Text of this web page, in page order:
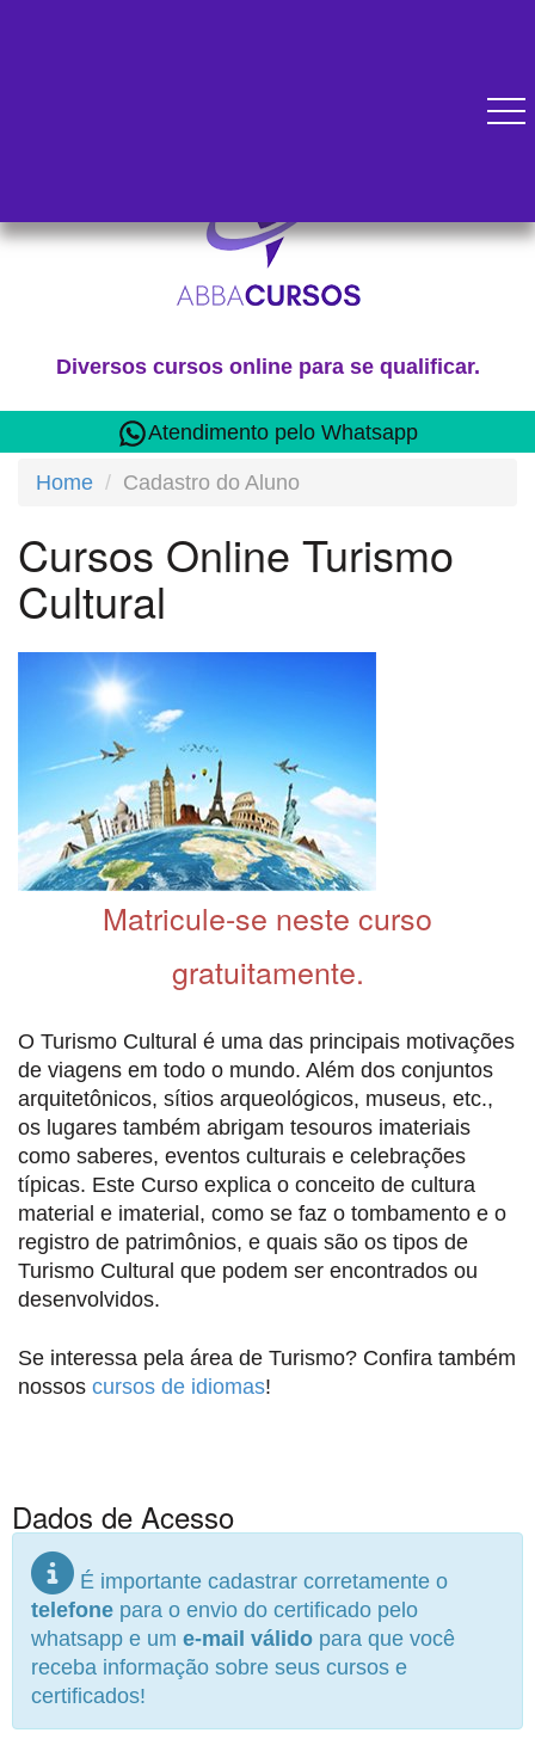
Atendimento pelo Whatsapp
Diversos cursos online para se qualificar.
Home Cadastro do Aluno
Cursos Online Turismo
Cultural
Matricule-se neste curso
gratuitamente.
O Turismo Cultural é uma das principais motivações
de viagens em todo o mundo. Além dos conjuntos
arquitetônicos, sítios arqueológicos, museus, etc.,
os lugares também abrigam tesouros imateriais
como saberes, eventos culturais e celebrações
típicas. Este Curso explica o conceito de cultura
material e imaterial, como se faz o tombamento e o
registro de patrimônios, e quais são os tipos de
Turismo Cultural que podem ser encontrados ou
desenvolvidos.
Se interessa pela área de Turismo? Confira também
nossos cursos de idiomas!
Dados de Acesso
É importante cadastrar corretamente o
telefone para o envio do certificado pelo
whatsapp e um e-mail válido para que você
receba informação sobre seus cursos e
certificados!